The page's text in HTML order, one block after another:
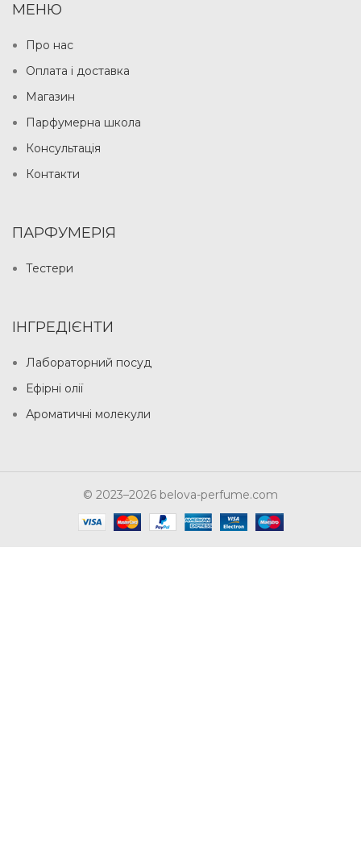
МЕНЮ
Про нас
Оплата і доставка
Магазин
Парфумерна школа
Консультація
Контакти
ПАРФУМЕРІЯ
Тестери
ІНГРЕДІЄНТИ
Лабораторний посуд
Ефірні олії
Ароматичні молекули
© 2023–2026 belova-perfume.com